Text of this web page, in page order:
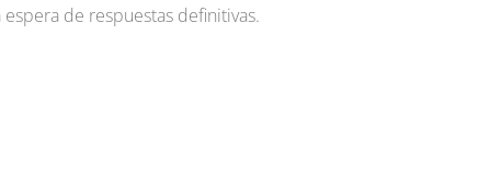
espera de respuestas definitivas.